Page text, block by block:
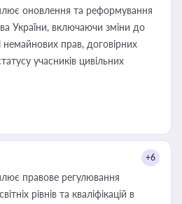
оновлення та реформування
України, включаючи зміни до
прав, договірних
учасників цивільних
+6
правове регулювання
рівнів та кваліфікацій в